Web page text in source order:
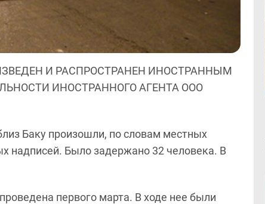
И РАСПРОСТРАНЕН ИНОСТРАННЫМ
ИНОСТРАННОГО АГЕНТА ООО
Баку произошли, по словам местных
надписей. Было задержано 32 человека. В
первого марта. В ходе нее были